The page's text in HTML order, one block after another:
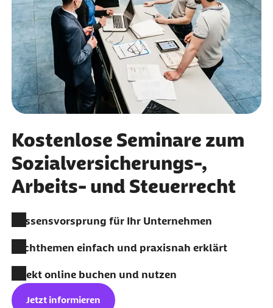
Kostenlose Seminare zum
Sozialversicherungs-,
Arbeits- und Steuerrecht
Wissensvorsprung für Ihr Unternehmen
Fachthemen einfach und praxisnah erklärt
Direkt online buchen und nutzen
Jetzt informieren